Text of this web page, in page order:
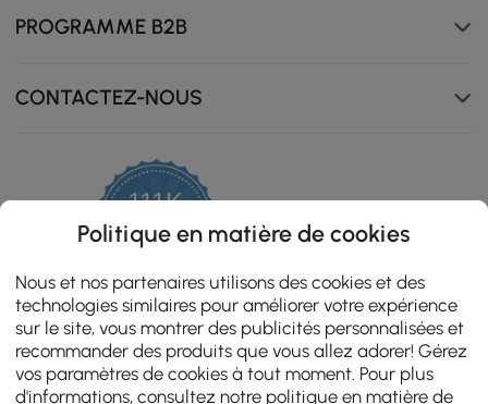
PROGRAMME B2B
CONTACTEZ-NOUS
111K
star
ZERTIFIZIERTE BEWERTUNGEN
Politique en matière de cookies
Nous et nos partenaires utilisons des cookies et des
technologies similaires pour améliorer votre expérience
sur le site, vous montrer des publicités personnalisées et
recommander des produits que vous allez adorer! Gérez
vos paramètres de cookies à tout moment. Pour plus
d'informations, consultez notre politique en matière de